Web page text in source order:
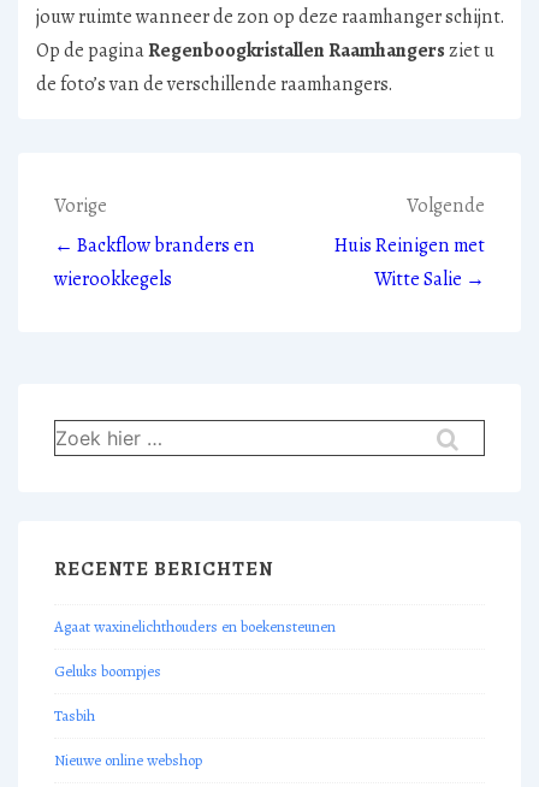
jouw ruimte wanneer de zon op deze raamhanger schijnt.
Op de paginaRegenboogkristallen Raamhangersziet u
de foto’s van de verschillende raamhangers.
Bericht
navigatie
Vorige
← Backflow branders en
wierookkegels
Volgende
Huis Reinigen met
Witte Salie →
Zoek
naar:
RECENTE BERICHTEN
Agaat waxinelichthouders en boekensteunen
Geluks boompjes
Tasbih
Nieuwe online webshop